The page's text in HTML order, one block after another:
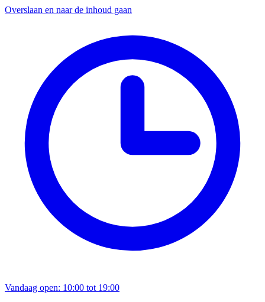
Overslaan en naar de inhoud gaan
Vandaag open: 10:00 tot 19:00